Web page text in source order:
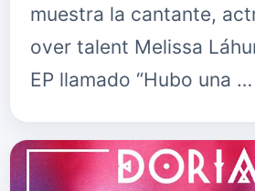
muestra la cantante,
over talent Melissa
EP llamado “Hubo una …